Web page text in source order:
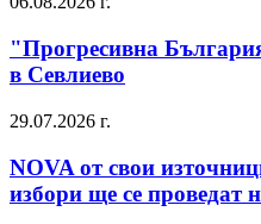
"Прогресивна
в Севлиево
29.07.2026 г.
NOVA от свои
избори ще се проведат